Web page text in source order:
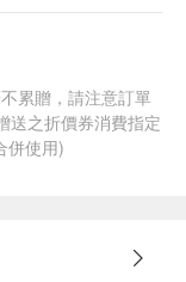
累贈，請注意訂單
送之折價券消費指定
併使用)